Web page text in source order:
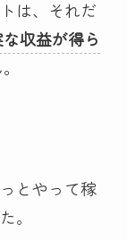
は、それだ
収益が得ら
とやって稼
。